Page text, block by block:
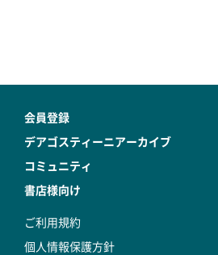
会員登録
デアゴスティーニアーカイブ
コミュニティ
書店様向け
ご利用規約
個人情報保護方針